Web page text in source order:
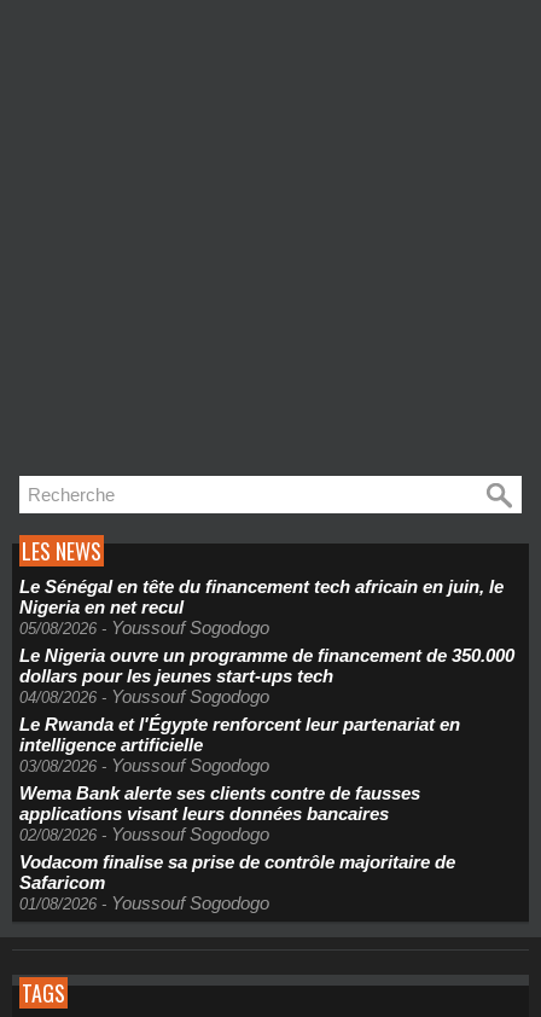
LES NEWS
Le Sénégal en tête du financement tech africain en juin, le
Nigeria en net recul
05/08/2026 - Youssouf Sogodogo
Le Nigeria ouvre un programme de financement de 350.000
dollars pour les jeunes start-ups tech
04/08/2026 - Youssouf Sogodogo
Le Rwanda et l'Égypte renforcent leur partenariat en
intelligence artificielle
03/08/2026 - Youssouf Sogodogo
Wema Bank alerte ses clients contre de fausses
applications visant leurs données bancaires
02/08/2026 - Youssouf Sogodogo
Vodacom finalise sa prise de contrôle majoritaire de
Safaricom
01/08/2026 - Youssouf Sogodogo
TAGS